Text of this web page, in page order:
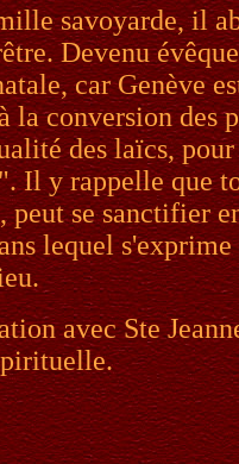
savoyarde, il
Devenu
car Genève
conversion des
des laïcs,
Il y rappelle que
peut se sanctifier
lequel
avec Ste